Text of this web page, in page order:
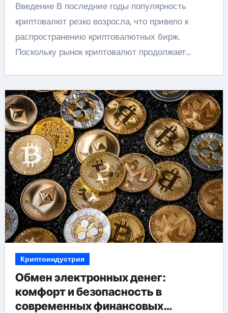
Введение В последние годы популярность
криптовалют резко возросла, что привело к
распространению криптовалютных бирж.
Поскольку рынок криптовалют продолжает…
Криптоиндустрия
Обмен электронных денег:
комфорт и безопасность в
современных финансовых